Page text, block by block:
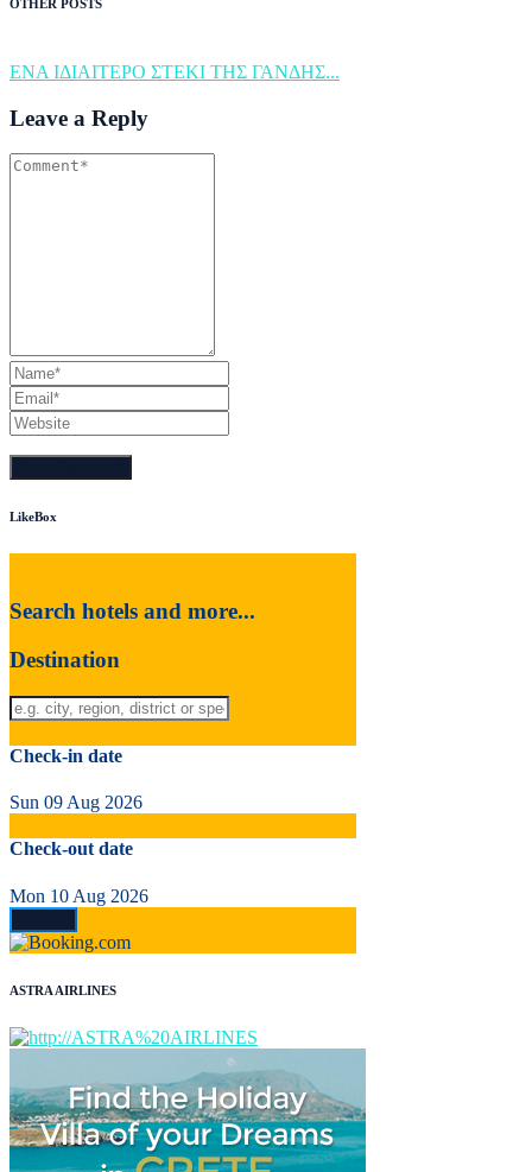
OTHER POSTS
ΕΝΑ ΙΔΙΑΙΤΕΡΟ ΣΤΕΚΙ ΤΗΣ ΓΑΝΔΗΣ...
Leave a Reply
LikeBox
Search hotels and more...
Destination
Check-in date
Sun 09 Aug 2026
Check-out date
Mon 10 Aug 2026
ASTRA AIRLINES